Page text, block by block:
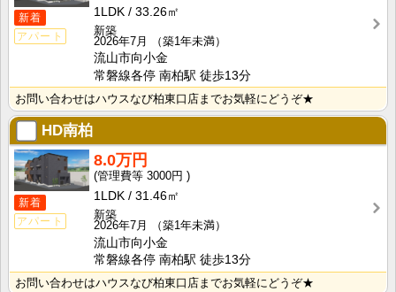
新着
アパート
1LDK
33.26㎡
新築
2026年7月
（築1年未満）
流山市向小金
常磐線各停 南柏駅 徒歩13分
お問い合わせはハウスなび柏東口店までお気軽にどうぞ★
HD南柏
新着
アパート
8.0万円
3000円
1LDK
31.46㎡
新築
2026年7月
（築1年未満）
流山市向小金
常磐線各停 南柏駅 徒歩13分
お問い合わせはハウスなび柏東口店までお気軽にどうぞ★